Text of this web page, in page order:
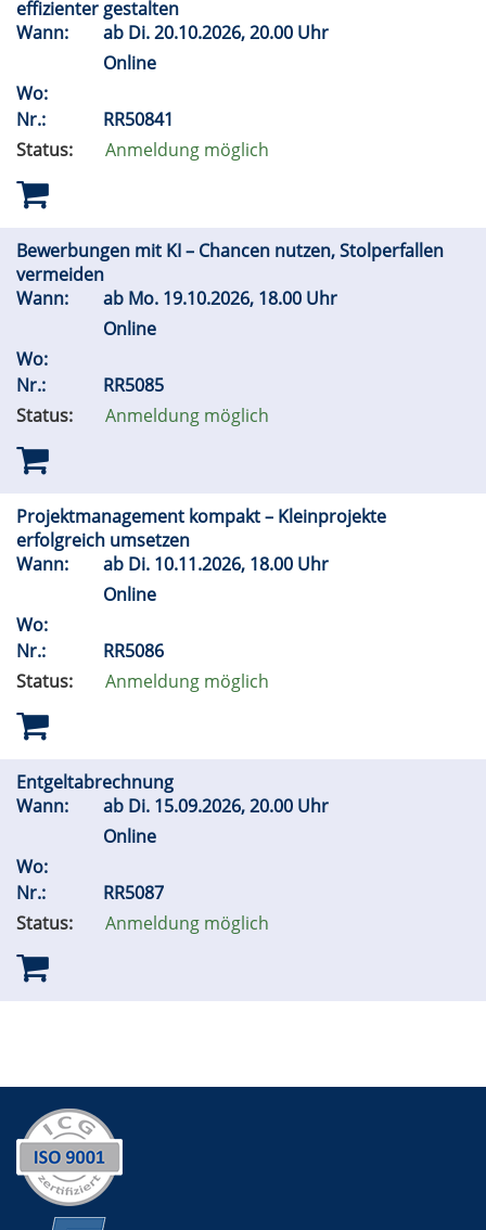
effizienter gestalten
Wann:
ab Di.20.10.2026, 20.00 Uhr
Online
Wo:
Nr.:
RR50841
Status:
Anmeldung möglich
Bewerbungen mit KI – Chancen nutzen, Stolperfallen
vermeiden
Wann:
ab Mo. 19.10.2026, 18.00 Uhr
Online
Wo:
Nr.:
RR5085
Status:
Anmeldung möglich
Projektmanagement kompakt – Kleinprojekte
erfolgreich umsetzen
Wann:
ab Di. 10.11.2026, 18.00 Uhr
Online
Wo:
Nr.:
RR5086
Status:
Anmeldung möglich
Entgeltabrechnung
Wann:
ab Di. 15.09.2026, 20.00 Uhr
Online
Wo:
Nr.:
RR5087
Status:
Anmeldung möglich